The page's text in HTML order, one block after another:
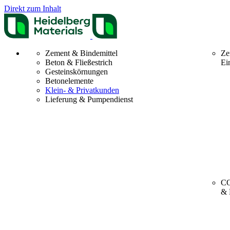
Direkt zum Inhalt
Zement & Bindemittel
Beton & Fließestrich
Gesteinskörnungen
Betonelemente
Klein- & Privatkunden
Lieferung & Pumpendienst
&